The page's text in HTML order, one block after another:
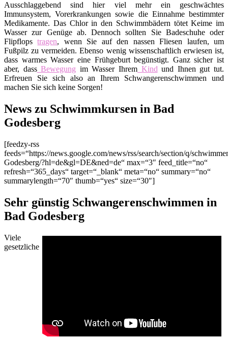
Ausschlaggebend sind hier viel mehr ein geschwächtes
Immunsystem, Vorerkrankungen sowie die Einnahme bestimmter
Medikamente. Das Chlor in den Schwimmbädern tötet Keime im
Wasser zur Genüge ab. Dennoch sollten Sie Badeschuhe oder
Flipflopstragen, wenn Sie auf den nassen Fliesen laufen, um
Fußpilz zu vermeiden. Ebenso wenig wissenschaftlich erwiesen ist,
dass warmes Wasser eine Frühgeburt begünstigt. Ganz sicher ist
aber, dassBewegung im Wasser Ihrem Kind und Ihnen gut tut.
Erfreuen Sie sich also an Ihrem Schwangerenschwimmen und
machen Sie sich keine Sorgen!
News zu Schwimmkursen in Bad
Godesberg
[feedzy-rss
feeds=“https://news.google.com/news/rss/search/section/q/
Godesberg/?hl=de&gl=DE&ned=de“ max=“3″ feed_title=“no“
refresh=“365_days“ target=“_blank“ meta=“no“ summary=“no“
summarylength=“70″ thumb=“yes“ size=“30″]
Sehr günstig Schwangerenschwimmen in
Bad Godesberg
Viele
gesetzliche